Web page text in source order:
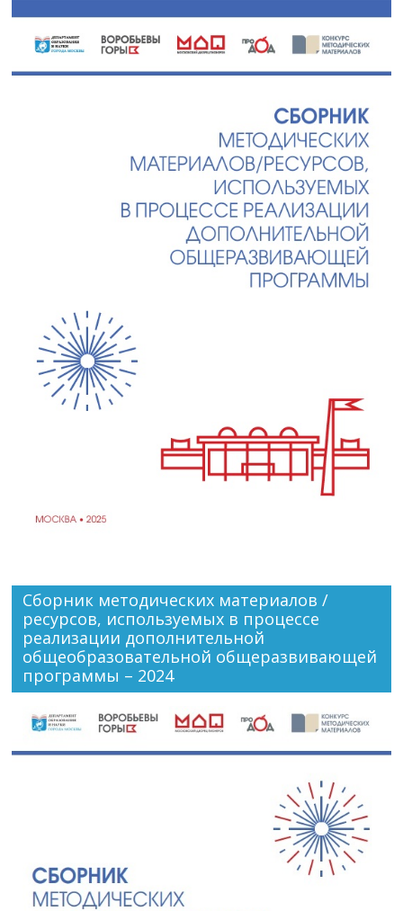
Сборник методических материалов /
ресурсов, используемых в процессе
реализации дополнительной
общеобразовательной общеразвивающей
программы – 2024